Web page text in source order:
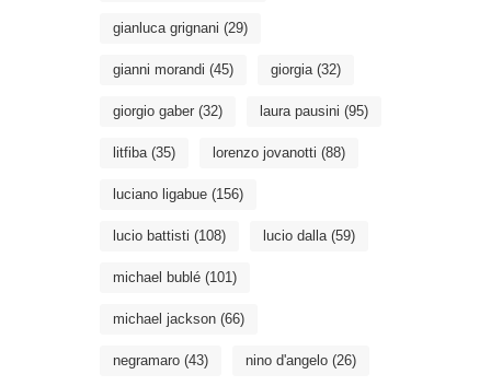
gianluca grignani (29)
gianni morandi (45) giorgia(32)
giorgio gaber (32) laura pausini (95)
litfiba(35) lorenzo jovanotti (88)
luciano ligabue (156)
lucio battisti (108) lucio dalla(59)
michael bublé (101)
michael jackson (66)
negramaro (43) nino d'angelo (26)